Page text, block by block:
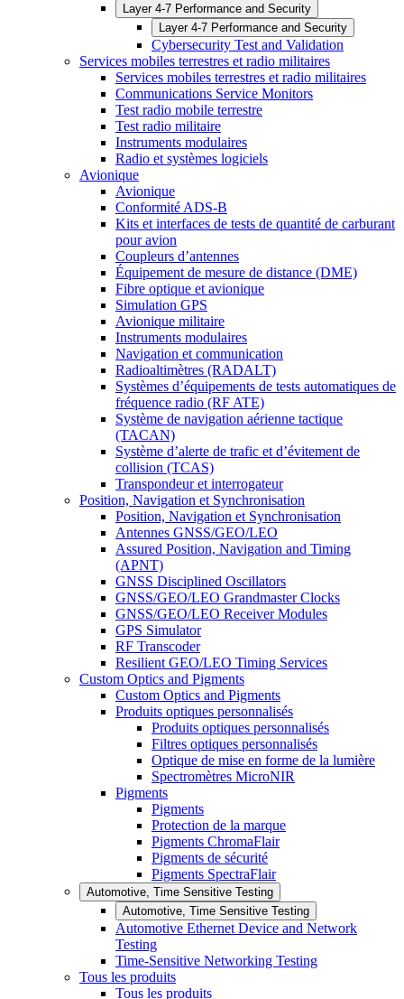
Layer 4-7 Performance and Security
Layer 4-7 Performance and Security
Cybersecurity Test and Validation
Services mobiles terrestres et radio militaires
Services mobiles terrestres et radio militaires
Communications Service Monitors
Test radio mobile terrestre
Test radio militaire
Instruments modulaires
Radio et systèmes logiciels
Avionique
Avionique
Conformité ADS-B
Kits et interfaces de tests de quantité de carburant
pour avion
Coupleurs d’antennes
Équipement de mesure de distance (DME)
Fibre optique et avionique
Simulation GPS
Avionique militaire
Instruments modulaires
Navigation et communication
Radioaltimètres (RADALT)
Systèmes d’équipements de tests automatiques de
fréquence radio (RF ATE)
Système de navigation aérienne tactique
(TACAN)
Système d’alerte de trafic et d’évitement de
collision (TCAS)
Transpondeur et interrogateur
Position, Navigation et Synchronisation
Position, Navigation et Synchronisation
Antennes GNSS/GEO/LEO
Assured Position, Navigation and Timing
(APNT)
GNSS Disciplined Oscillators
GNSS/GEO/LEO Grandmaster Clocks
GNSS/GEO/LEO Receiver Modules
GPS Simulator
RF Transcoder
Resilient GEO/LEO Timing Services
Custom Optics and Pigments
Custom Optics and Pigments
Produits optiques personnalisés
Produits optiques personnalisés
Filtres optiques personnalisés
Optique de mise en forme de la lumière
Spectromètres MicroNIR
Pigments
Pigments
Protection de la marque
Pigments ChromaFlair
Pigments de sécurité
Pigments SpectraFlair
Automotive, Time Sensitive Testing
Automotive, Time Sensitive Testing
Automotive Ethernet Device and Network
Testing
Time-Sensitive Networking Testing
Tous les produits
Tous les produits